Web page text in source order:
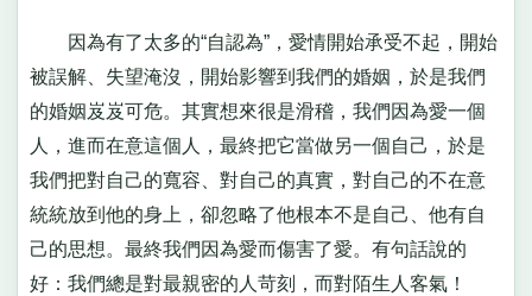
因為有了太多的“自認為”，愛情開始承受不起，開始
被誤解、失望淹沒，開始影響到我們的婚姻，於是我們
的婚姻岌岌可危。其實想來很是滑稽，我們因為愛一個
人，進而在意這個人，最終把它當做另一個自己，於是
我們把對自己的寬容、對自己的真實，對自己的不在意
統統放到他的身上，卻忽略了他根本不是自己、他有自
己的思想。最終我們因為愛而傷害了愛。有句話說的
好：我們總是對最親密的人苛刻，而對陌生人客氣！